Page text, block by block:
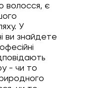
волосся, є
У
ви знайдете
- чи то